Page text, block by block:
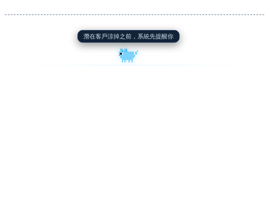
潛在客戶涼掉之前，系統先提醒你